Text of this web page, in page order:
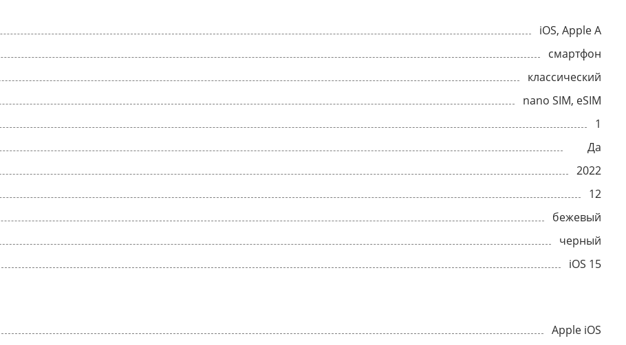
iOS, Apple A
смартфон
классический
nano SIM, eSIM
1
Да
2022
12
бежевый
черный
iOS 15
Apple iOS